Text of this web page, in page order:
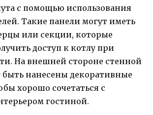
с помощью использования
Такие панели могут иметь
или секции, которые
доступ к котлу при
На внешней стороне стенной
быть нанесены декоративные
хорошо сочетаться с
гостиной.